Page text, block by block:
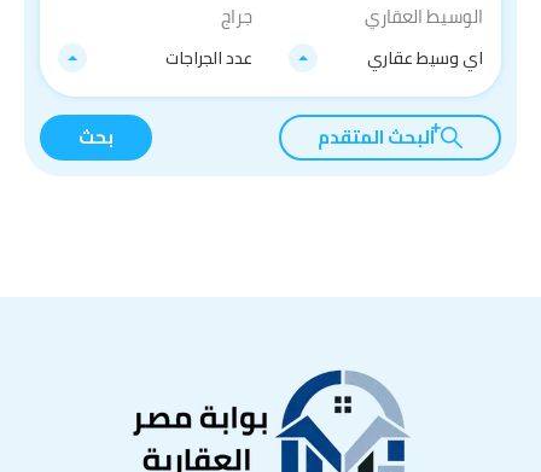
الوسيط العقاري
اي وسيط عقاري
جراج
عدد الجراجات
البحث المتقدم بحث